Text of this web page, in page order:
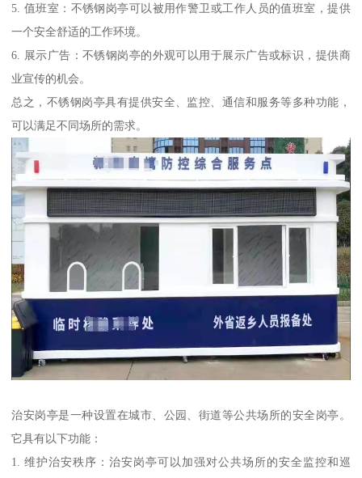
5. 值班室：不锈钢岗亭可以被用作警卫或工作人员的值班室，提供
一个安全舒适的工作环境。
6. 展示广告：不锈钢岗亭的外观可以用于展示广告或标识，提供商
业宣传的机会。
总之，不锈钢岗亭具有提供安全、监控、通信和服务等多种功能，
可以满足不同场所的需求。
治安岗亭是一种设置在城市、公园、街道等公共场所的安全岗亭。
它具有以下功能：
1. 维护治安秩序：治安岗亭可以加强对公共场所的安全监控和巡